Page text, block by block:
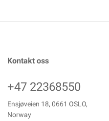
Kontakt oss
+47 22368550
Ensjøveien 18, 0661 OSLO,
Norway